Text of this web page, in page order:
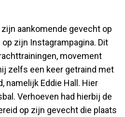
aankomende gevecht op
zijn Instagrampagina. Dit
movement
zelfs een keer getraind met
namelijk Eddie Hall. Hier
Verhoeven had hierbij de
op zijn gevecht die plaats